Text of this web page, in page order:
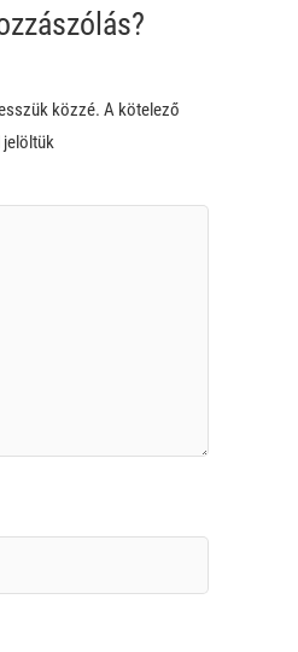
közzé. A kötelező